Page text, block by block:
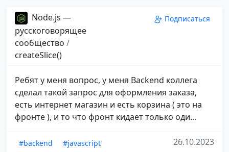
Node.js —
русскоговорящее
сообщество /
createSlice()
Подписаться
Ребят у меня вопрос, у меня Backend коллега
сделал такой запрос для оформления заказа,
есть интернет магазин и есть корзина ( это на
фронте ), и то что фронт кидает только оди...
#backend #javascript 26.10.2023